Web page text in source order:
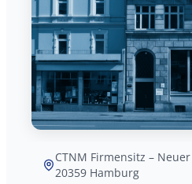
CTNM Firmensitz –
20359 Hamburg